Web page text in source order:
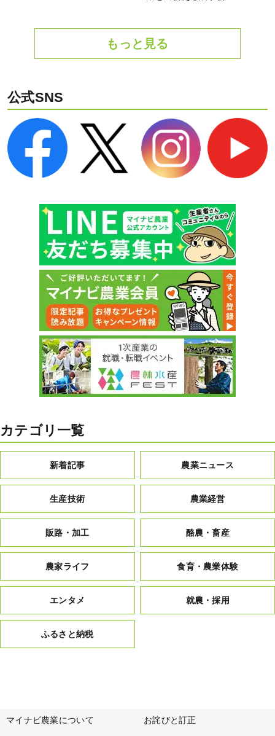
もっと見る
公式SNS
カテゴリ一覧
新着記事 農業ニュース
生産技術 農業経営
販路・加工 酪農・畜産
農家ライフ 食育・農業体験
エンタメ 就農・採用
ふるさと納税
マイナビ農業について お詫びと訂正